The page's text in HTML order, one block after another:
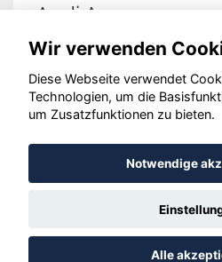
Audi A3
© konjunkturmotor.de
Wir verwenden
Diese Webseite verwendet
Technologien, um die
um Zusatzfunktionen zu bieten.
Notwendige
Alle